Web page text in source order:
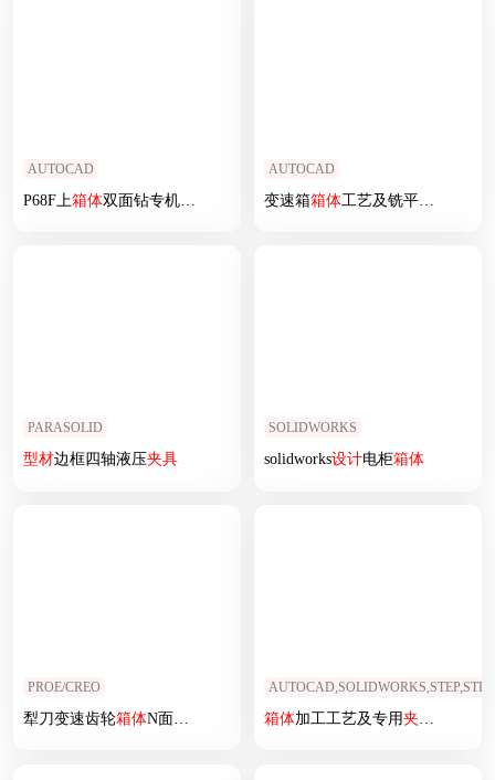
AUTOCAD
P68F上箱体双面钻专机总体及 设计
AUTOCAD
变速箱箱体工艺及铣平面
PARASOLID
型材边框四轴液压夹具
SOLIDWORKS
solidworks设计电柜箱体
PROE/CREO
犁刀变速齿轮箱体N面夹具
AUTOCAD,SOLIDWORKS,STEP,STP
箱体加工工艺及专用夹具